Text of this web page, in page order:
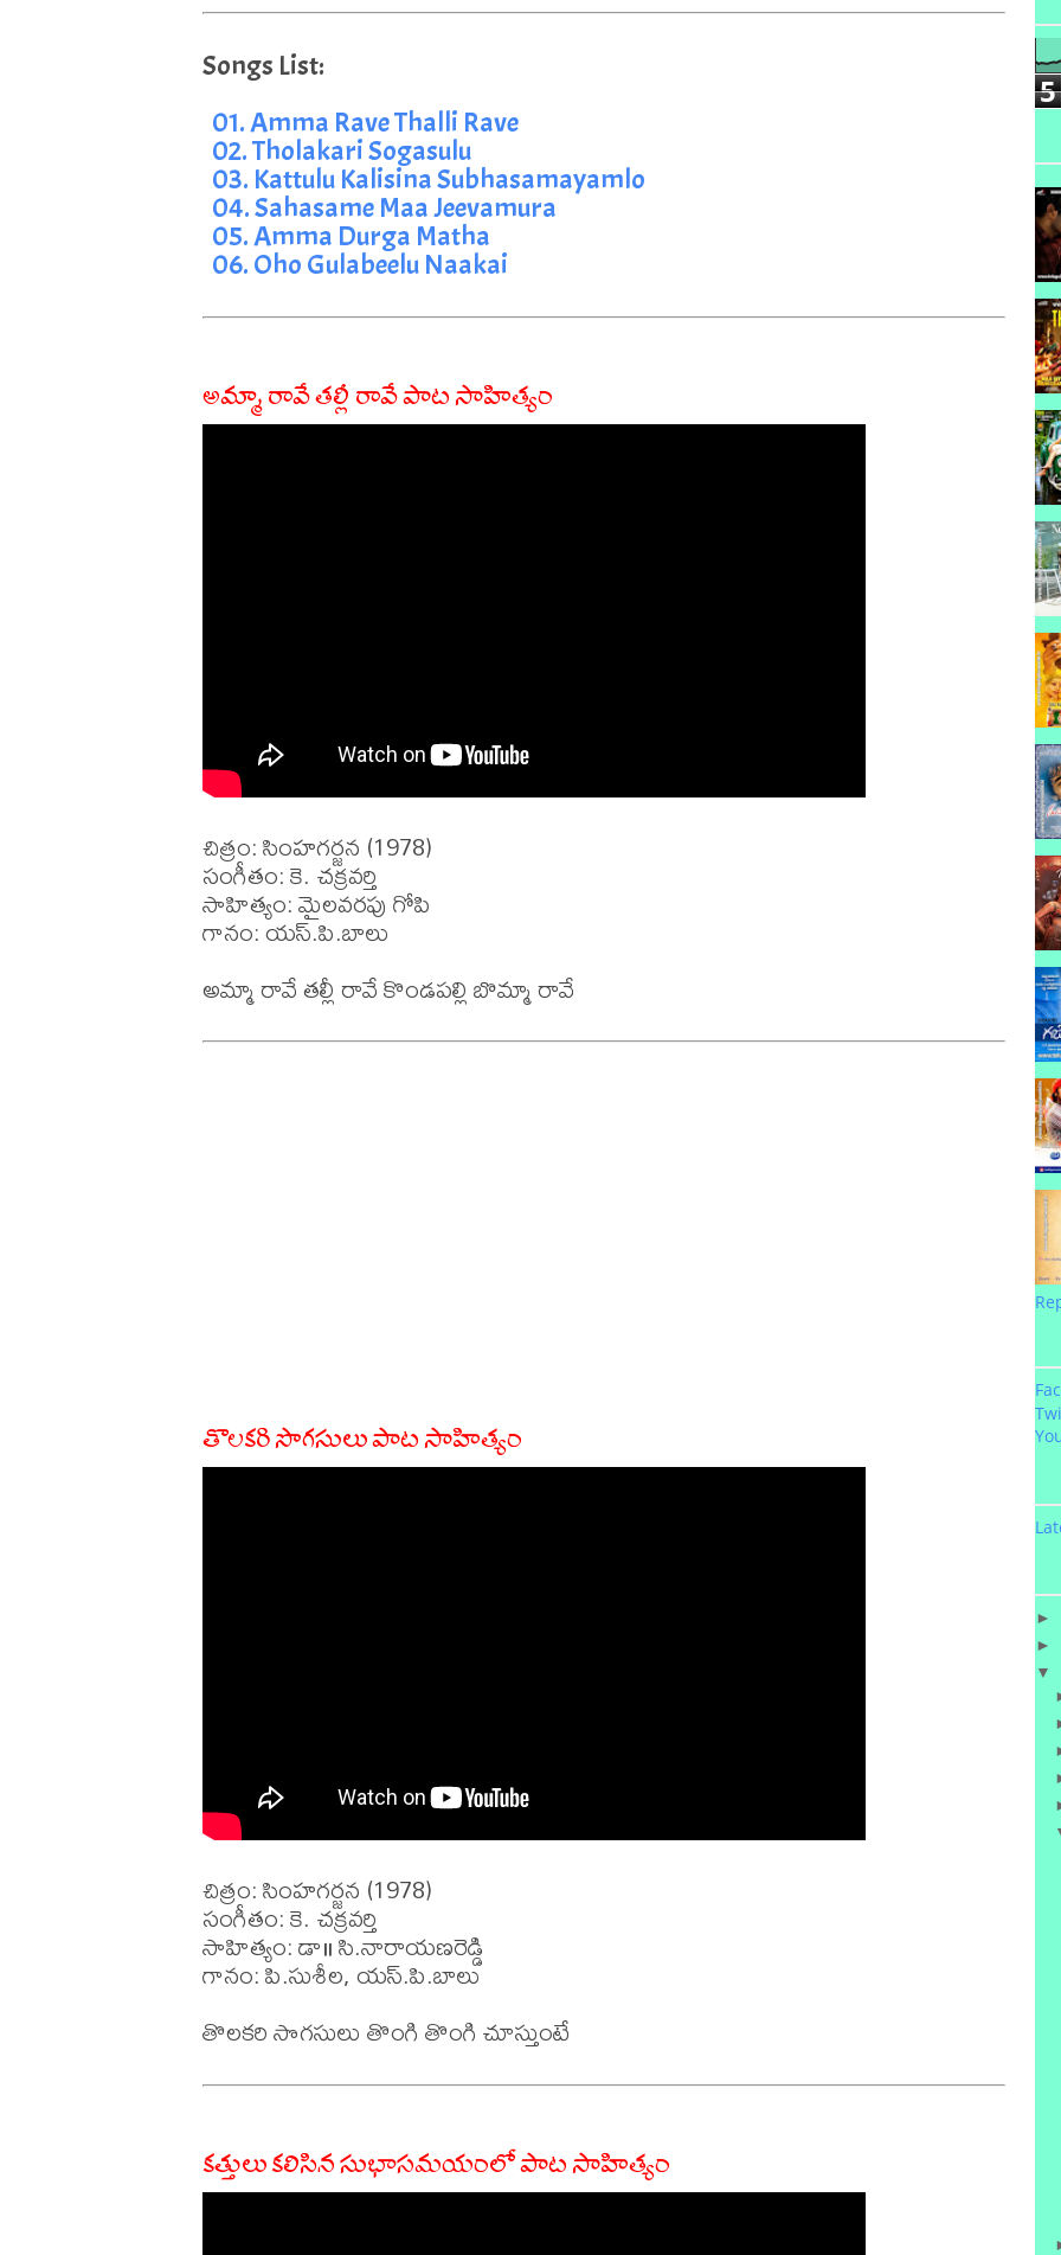
01. Amma Rave Thalli Rave
02. Tholakari Sogasulu
03. Kattulu Kalisina Subhasamayamlo
04. Sahasame Maa Jeevamura
05. Amma Durga Matha
06. Oho Gulabeelu Naakai
అమ్మా రావే తల్లీ రావే పాట సాహిత్యం
చిత్రం: సింహగర్జన (1978)
సంగీతం: కె. చక్రవర్తి
సాహిత్యం: మైలవరపు గోపి
గానం: యస్.పి.బాలు
తొలకరి సొగసులు పాట సాహిత్యం
చిత్రం: సింహగర్జన (1978)
సంగీతం: కె. చక్రవర్తి
సాహిత్యం: డా॥ సి.నారాయణరెడ్డి
గానం: పి.సుశీల, యస్.పి.బాలు
కత్తులు కలిసిన సుభాసమయంలో పాట సాహిత్యం
5
►
►
▼